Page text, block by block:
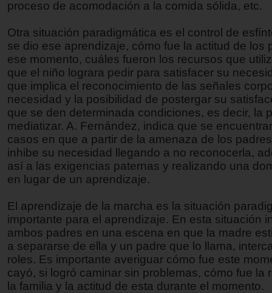
proceso de acomodación a la comida sólida, etc.
Otra situación paradigmática es el control de
se dio ese aprendizaje, cómo fue la actitud de los
ese momento, cuáles fueron los recursos que
que el niño lograra pedir para satisfacer su
que implica el reconocimiento de las señales
necesidad y la posibilidad de postergar su
que se den determinada condiciones, es decir, la
mediatizar. A. Fernández, indica que se
casos en que a partir de la amenaza de los
inhibe su necesidad llegando a no reconocerla,
así a las exigencias paternas y realizando una
en lugar de un aprendizaje.
El aprendizaje de la marcha es la situación
importante para el aprendizaje. En esta situación
ambos padres en una escena en que la madre
a separarse de ella y un padre que lo llama,
roles. Es importante averiguar cómo fue este
cayó, si logró caminar sin problemas, cómo fue la
la familia y la actitud de esta durante el momento.